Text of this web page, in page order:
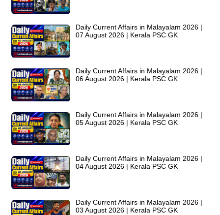
Daily Current Affairs in Malayalam 2026 |
07 August 2026 | Kerala PSC GK
Daily Current Affairs in Malayalam 2026 |
06 August 2026 | Kerala PSC GK
Daily Current Affairs in Malayalam 2026 |
05 August 2026 | Kerala PSC GK
Daily Current Affairs in Malayalam 2026 |
04 August 2026 | Kerala PSC GK
Daily Current Affairs in Malayalam 2026 |
03 August 2026 | Kerala PSC GK